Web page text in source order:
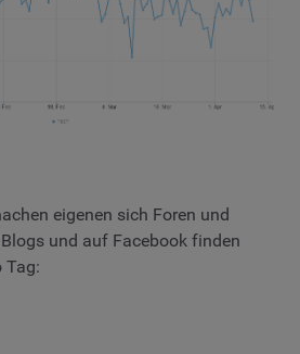
eigenen sich Foren und
und auf Facebook finden
Tag: